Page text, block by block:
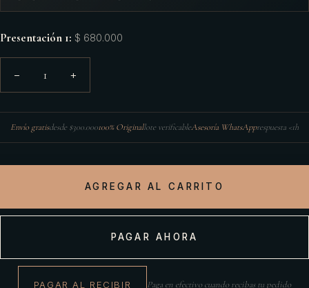
Presentación 1: $ 680.000
− 1 +
Envío gratisdesde $300.000100% Originallote verificableAsesoría WhatsApprespuesta <1h
AGREGAR AL CARRITO
PAGAR AHORA
PAGAR AL RECIBIR Paga en efectivo cuando recibas tu pedido